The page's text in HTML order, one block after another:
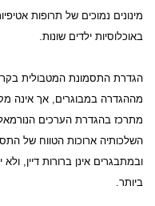
מינונים נמוכים של תרופות
באוכלוסיות ילדים שונות.
הגדרת התסמונת המטבולית
מההגדרה במבוגרים, אך אינה
מתרכז בהגדרת הערכים
השלכותיה ארוכות הטווח של
ובמתבגרים אינן ברורות דיין,
ביותר.